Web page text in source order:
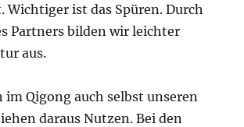
Wichtiger ist das Spüren. Durch
Partners bilden wir leichter
aus.
im Qigong auch selbst unseren
daraus Nutzen. Bei den